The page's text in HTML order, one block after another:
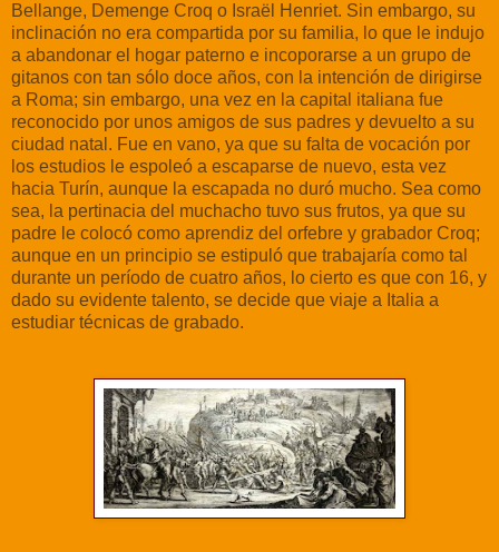
Bellange, Demenge Croq o Israël Henriet. Sin embargo, su
inclinación no era compartida por su familia, lo que le indujo
a abandonar el hogar paterno e incoporarse a un grupo de
gitanos con tan sólo doce años, con la intención de dirigirse
a Roma; sin embargo, una vez en la capital italiana fue
reconocido por unos amigos de sus padres y devuelto a su
ciudad natal. Fue en vano, ya que su falta de vocación por
los estudios le espoleó a escaparse de nuevo, esta vez
hacia Turín, aunque la escapada no duró mucho. Sea como
sea, la pertinacia del muchacho tuvo sus frutos, ya que su
padre le colocó como aprendiz del orfebre y grabador Croq;
aunque en un principio se estipuló que trabajaría como tal
durante un período de cuatro años, lo cierto es que con 16, y
dado su evidente talento, se decide que viaje a Italia a
estudiar técnicas de grabado.